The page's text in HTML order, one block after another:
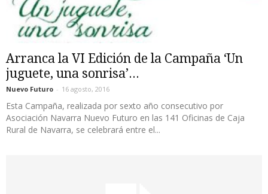
Arranca la VI Edición de la Campaña ‘Un
juguete, una sonrisa’...
Nuevo Futuro - 16 agosto, 2016
Esta Campaña, realizada por sexto año consecutivo por
Asociación Navarra Nuevo Futuro en las 141 Oficinas de Caja
Rural de Navarra, se celebrará entre el...